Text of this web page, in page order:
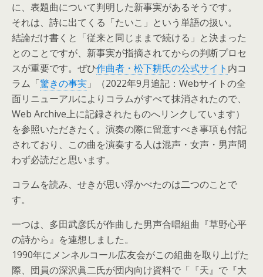
に、表題曲について判明した新事実があるそうです。
それは、詩に出てくる「たいこ」という単語の扱い。
結論だけ書くと「従来と同じままで続ける」と決まった
とのことですが、新事実が指摘されてからの判断プロセ
スが重要です。ぜひ作曲者・松下耕氏の公式サイト 内コ
ラム「驚きの事実 」（2022年9月追記：Webサイトの全
面リニューアルによりコラムがすべて抹消されたので、
Web Archive上に記録されたものへリンクしています）
を参照いただきたく。演奏の際に留意すべき事項も付記
されており、この曲を演奏する人は混声・女声・男声問
わず必読だと思います。
コラムを読み、せきが思い浮かべたのは二つのことで
す。
一つは、多田武彦氏が作曲した男声合唱組曲『草野心平
の詩から』を連想しました。
1990年にメンネルコール広友会がこの組曲を取り上げた
際、団員の深沢眞二氏が団内向け資料で「『天』で『大